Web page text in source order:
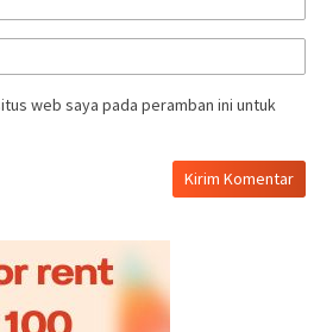
web saya pada peramban ini untuk